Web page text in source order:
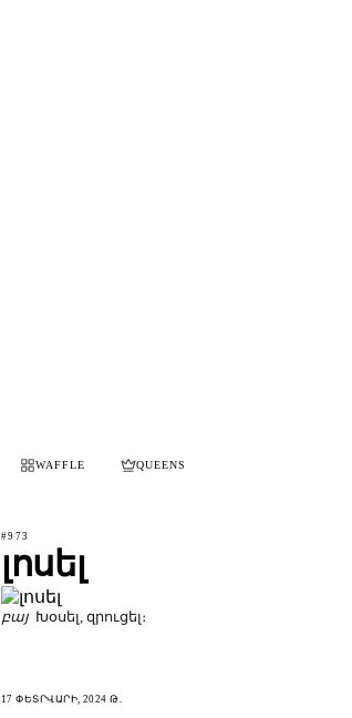
WAFFLE QUEENS
#973
լոսել
բայ Խօսել, զրուցել։
17 ՓԵՏՐՎԱՐԻ, 2024 Թ.